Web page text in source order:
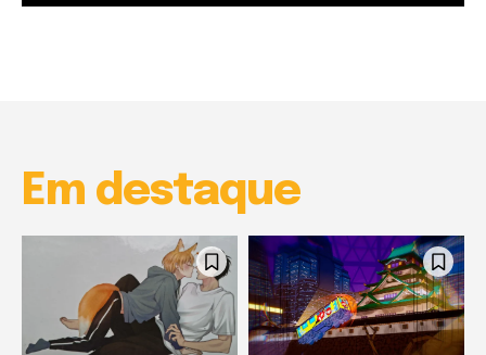
Em destaque